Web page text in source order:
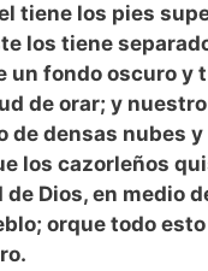
tiene los pies
los tiene
un fondo oscuro y
de orar; y
de densas nubes
los cazorleños
Dios, en medio
orque todo